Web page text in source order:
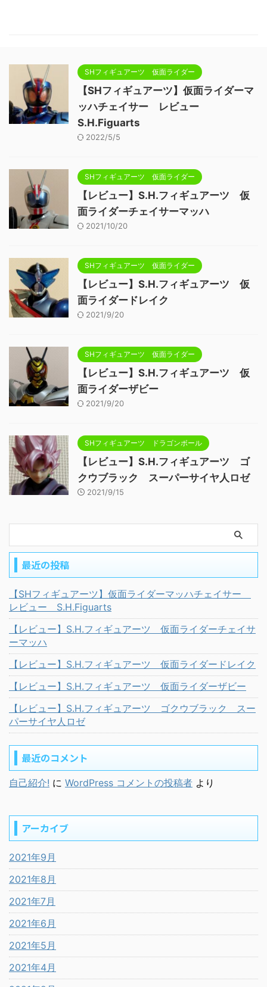
SHフィギュアーツ 仮面ライダー
【SHフィギュアーツ】仮面ライダーマ
ッハチェイサー レビュー
S.H.Figuarts
2022/5/5
SHフィギュアーツ 仮面ライダー
【レビュー】S.H.フィギュアーツ 仮
面ライダーチェイサーマッハ
2021/10/20
SHフィギュアーツ 仮面ライダー
【レビュー】S.H.フィギュアーツ 仮
面ライダードレイク
2021/9/20
SHフィギュアーツ 仮面ライダー
【レビュー】S.H.フィギュアーツ 仮
面ライダーザビー
2021/9/20
SHフィギュアーツ ドラゴンボール
【レビュー】S.H.フィギュアーツ ゴ
クウブラック スーパーサイヤ人ロゼ
2021/9/15
最近の投稿
【SHフィギュアーツ】仮面ライダーマッハチェイサー
レビュー S.H.Figuarts
【レビュー】S.H.フィギュアーツ 仮面ライダーチェイサ
ーマッハ
【レビュー】S.H.フィギュアーツ 仮面ライダードレイク
【レビュー】S.H.フィギュアーツ 仮面ライダーザビー
【レビュー】S.H.フィギュアーツ ゴクウブラック スー
パーサイヤ人ロゼ
最近のコメント
自己紹介! に WordPress コメントの投稿者 より
アーカイブ
2021年9月
2021年8月
2021年7月
2021年6月
2021年5月
2021年4月